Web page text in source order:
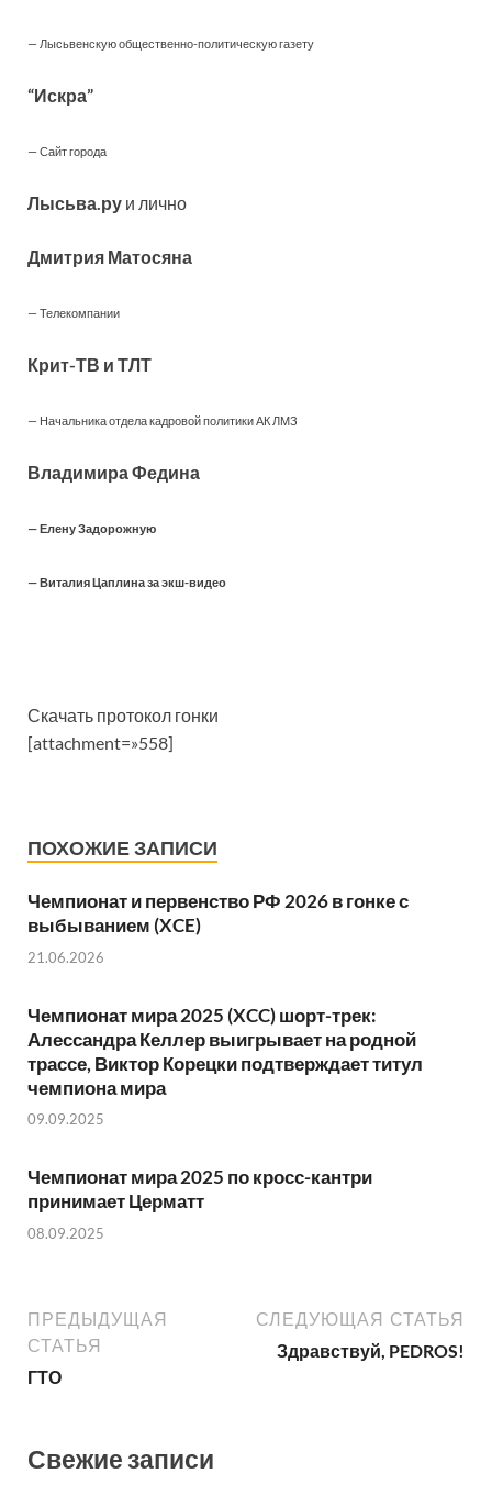
— Лысьвенскую общественно-политическую газету
“Искра”
— Сайт города
Лысьва.ру и лично
Дмитрия Матосяна
— Телекомпании
Крит-ТВ и ТЛТ
— Начальника отдела кадровой политики АК ЛМЗ
Владимира Федина
— Елену Задорожную
— Виталия Цаплина за экш-видео
Скачать протокол гонки
[attachment=»558]
ПОХОЖИЕ ЗАПИСИ
Чемпионат и первенство РФ 2026 в гонке с
выбыванием (XCE)
21.06.2026
Чемпионат мира 2025 (XCC) шорт-трек:
Алессандра Келлер выигрывает на родной
трассе, Виктор Корецки подтверждает титул
чемпиона мира
09.09.2025
Чемпионат мира 2025 по кросс-кантри
принимает Церматт
08.09.2025
ПРЕДЫДУЩАЯ
СТАТЬЯ
ГТО
СЛЕДУЮЩАЯ СТАТЬЯ
Здравствуй, PEDROS!
Свежие записи